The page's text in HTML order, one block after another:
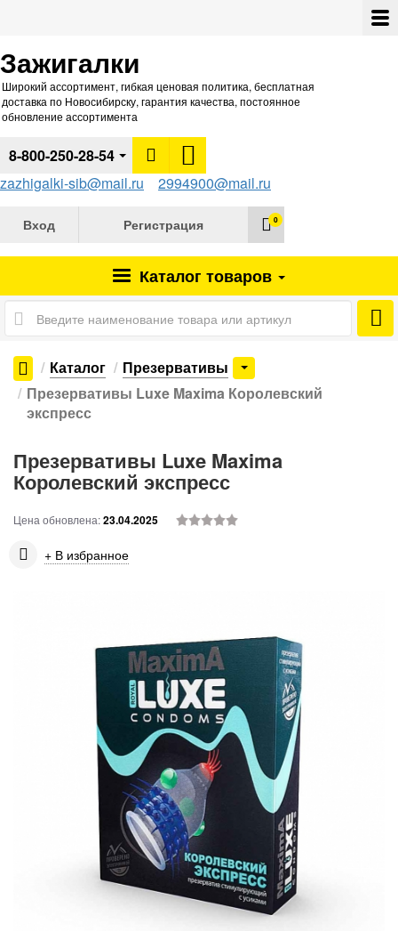
Зажигалки
Широкий ассортимент, гибкая ценовая политика, бесплатная
доставка по Новосибирску, гарантия качества, постоянное
обновление ассортимента
8-800-250-28-54
zazhigalki-sib@mail.ru
2994900@mail.ru
Вход Регистрация 0
Каталог товаров
Каталог
Презервативы
Презервативы Luxe Maxima Королевский
экспресс
Презервативы Luxe Maxima
Королевский экспресс
Цена обновлена:23.04.2025